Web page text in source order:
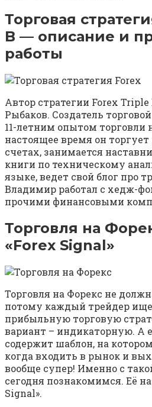
Торговая
B — описание и
работы
Автор стратегии Forex
Рыбаков. Создатель
11-летним опытом торговли
настоящее время он
счетах, занимается
книги по техническому
языке, ведет свой блог про
Владимир работал с хедж-
прочими финансовыми
Торговля на
«Forex Signal»
Торговля на Форекс не
потому каждый трейдер
прибыльную торговую
вариант – индикаторную. А
содержит шаблон, на
когда входить в рынок и
вообще супер! Именно с
сегодня познакомимся. Её
Signal».